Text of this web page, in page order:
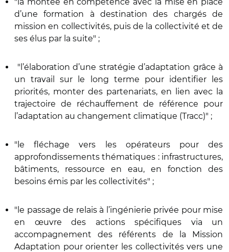
d’une formation à destination des chargés de
mission en collectivités, puis de la collectivité et de
ses élus par la suite" ;
"l’élaboration d’une stratégie d’adaptation grâce à
un travail sur le long terme pour identifier les
priorités, monter des partenariats, en lien avec la
trajectoire de réchauffement de référence pour
l’adaptation au changement climatique (Tracc)" ;
"le fléchage vers les opérateurs pour des
approfondissements thématiques : infrastructures,
bâtiments, ressource en eau, en fonction des
besoins émis par les collectivités" ;
"le passage de relais à l’ingénierie privée pour mise
en œuvre des actions spécifiques via un
accompagnement des référents de la Mission
Adaptation pour orienter les collectivités vers une